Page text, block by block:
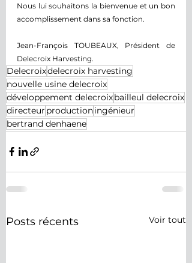
Nous lui souhaitons la bienvenue et un bon
accomplissement dans sa fonction.
Jean-François TOUBEAUX, Président de
Delecroix Harvesting.
Delecroixdelecroix harvesting
nouvelle usine delecroix
développement delecroixbailleul delecroix
directeur productioningénieur
bertrand denhaene
Posts récents Voir tout